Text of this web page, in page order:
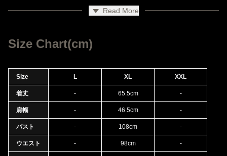
パターンでソリッドに構築。ファスナーにはriri社製M8を採用、ス
Read More
Size Chart(cm)
Size L XL XXL
着丈 - 65.5cm -
肩幅 - 46.5cm -
バスト - 108cm -
ウエスト - 98cm -